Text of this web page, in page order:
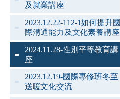
及就業講座
2023.12.22-112-1如何提升國
際溝通能力及文化素養講座
2024.11.28-性別平等教育講
座
2023.12.19-國際專修班冬至
送暖文化交流